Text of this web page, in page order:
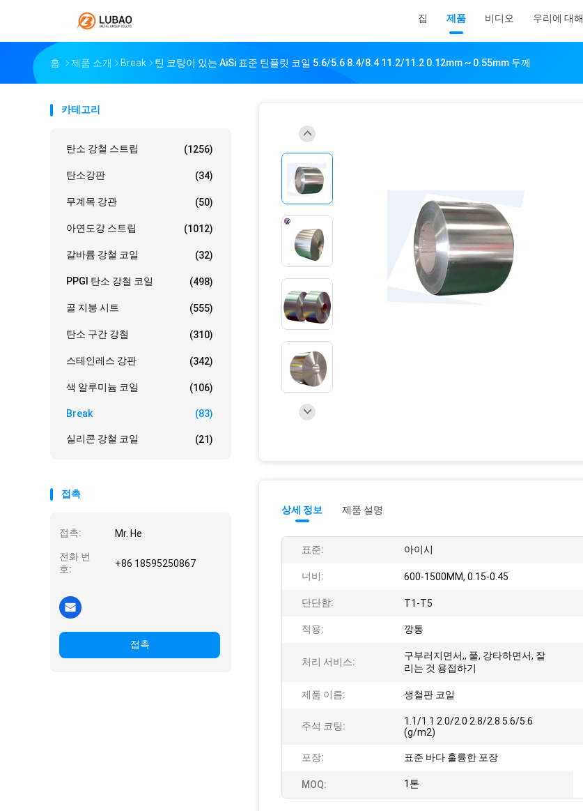
집 제품 비디오 우리에 대해
홈 제품 소개 Break 틴 코팅이 있는 AiSi 표준 틴플릿 코일 5.6/5.6 8.4/8.4 11.2/11.2 0.12mm ~ 0.55mm 두께
카테고리
탄소 강철 스트립 (1256)
탄소강판 (34)
무계목 강관 (50)
아연도강 스트립 (1012)
갈바륨 강철 코일 (32)
PPGI 탄소 강철 코일 (498)
골 지붕 시트 (555)
탄소 구간 강철 (310)
스테인레스 강판 (342)
색 알루미늄 코일 (106)
Break (83)
실리콘 강철 코일 (21)
접촉
접촉: Mr. He
전화 번
호:
+86 18595250867
접촉
상세 정보 제품 설명
표준: 아이시
너비: 600-1500MM, 0.15-0.45
단단함: T1-T5
적용: 깡통
처리 서비스:
구부러지면서,, 풀, 강타하면서, 잘
리는 것 용접하기
제품 이름: 생철판 코일
주석 코팅:
1.1/1.1 2.0/2.0 2.8/2.8 5.6/5.6
(g/m2)
포장: 표준 바다 훌륭한 포장
MOQ: 1톤